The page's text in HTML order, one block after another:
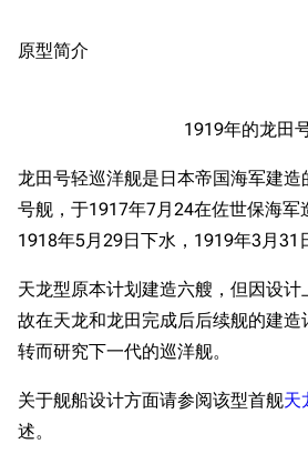
原型简介
1919年的龙田
龙田号轻巡洋舰是日本帝国海军建造
号舰，于1917年7月24在佐世保海军
1918年5月29日下水，1919年3月31
天龙型原本计划建造六艘，但因设计
故在天龙和龙田完成后后续舰的建
转而研究下一代的巡洋舰。
关于舰船设计方面请参阅该型首舰天
述。